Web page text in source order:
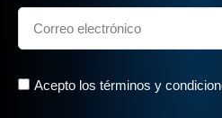
Acepto los términos y